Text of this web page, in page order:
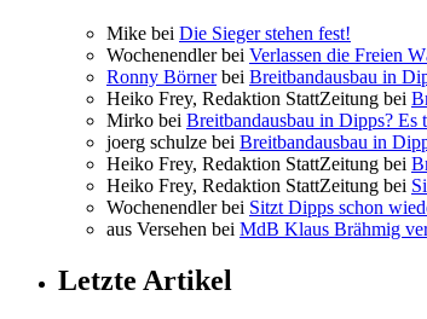
Mike bei Die Sieger stehen fest!
Wochenendler bei Verlassen die Freien
Ronny Börnerbei Breitbandausbau in
Heiko Frey, Redaktion StattZeitung bei
Mirko bei Breitbandausbau in Dipps? Es
joerg schulze bei Breitbandausbau in
Heiko Frey, Redaktion StattZeitung bei
Heiko Frey, Redaktion StattZeitung bei
Wochenendler bei Sitzt Dipps schon
aus Versehen bei MdB Klaus Brähmig
Letzte Artikel